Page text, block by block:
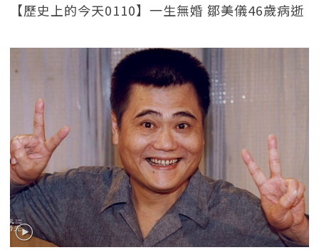
【歷史上的今天0110】一生無婚 鄒美儀46歲病逝